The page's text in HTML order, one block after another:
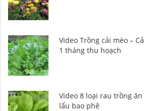
Video Trồng cải mèo –
1 tháng thu hoạch
Video 8 loại rau trồng
lẩu bao phê